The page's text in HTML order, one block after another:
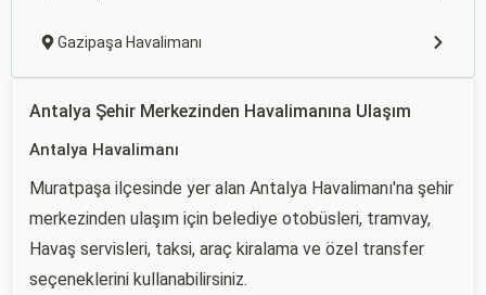
Gazipaşa Havalimanı
Antalya Şehir Merkezinden Havalimanına Ulaşım
Antalya Havalimanı
Muratpaşa ilçesinde yer alan Antalya Havalimanı'na şehir
merkezinden ulaşım için belediye otobüsleri, tramvay,
Havaş servisleri, taksi, araç kiralama ve özel transfer
seçeneklerini kullanabilirsiniz.